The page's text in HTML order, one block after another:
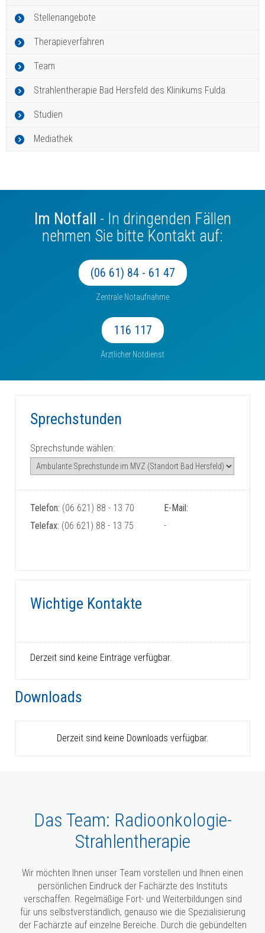
Stellenangebote
Therapieverfahren
Team
Strahlentherapie Bad Hersfeld des Klinikums Fulda
Studien
Mediathek
Im Notfall
- In dringenden Fällen
nehmen Sie bitte Kontakt auf:
(06 61) 84 - 61 47
Zentrale Notaufnahme
116 117
Ärztlicher Notdienst
Sprechstunden
Sprechstunde wählen:
Telefon: (06 621) 88 - 13 70
Telefax: (06 621) 88 - 13 75
E-Mail:
-
Wichtige Kontakte
Derzeit sind keine Einträge verfügbar.
Downloads
Derzeit sind keine Downloads verfügbar.
Das Team: Radioonkologie-
Strahlentherapie
Wir möchten Ihnen unser Team vorstellen und Ihnen einen
persönlichen Eindruck der Fachärzte des Instituts
verschaffen. Regelmäßige Fort- und Weiterbildungen sind
für uns selbstverständlich, genauso wie die Spezialisierung
der Fachärzte auf einzelne Bereiche. Durch die gebündelten